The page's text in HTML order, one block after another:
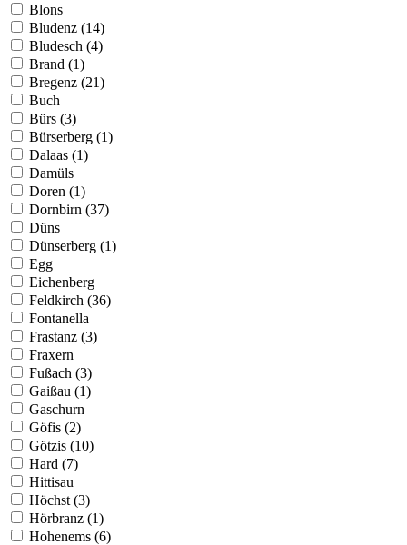
Blons
Bludenz (14)
Bludesch (4)
Brand (1)
Bregenz (21)
Buch
Bürs (3)
Bürserberg (1)
Dalaas (1)
Damüls
Doren (1)
Dornbirn (37)
Düns
Dünserberg (1)
Egg
Eichenberg
Feldkirch (36)
Fontanella
Frastanz (3)
Fraxern
Fußach (3)
Gaißau (1)
Gaschurn
Göfis (2)
Götzis (10)
Hard (7)
Hittisau
Höchst (3)
Hörbranz (1)
Hohenems (6)